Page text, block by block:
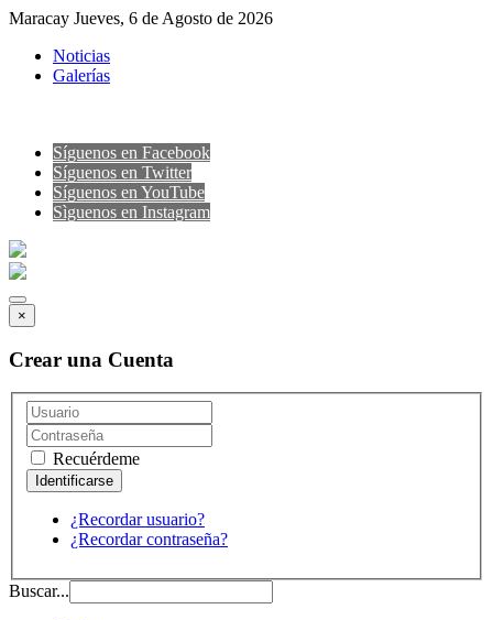
Maracay Jueves, 6 de Agosto de 2026
Noticias
Galerías
Síguenos en Facebook
Síguenos en Twitter
Síguenos en YouTube
Sìguenos en Instagram
×
Crear una Cuenta
Recuérdeme
¿Recordar usuario?
¿Recordar contraseña?
Buscar...